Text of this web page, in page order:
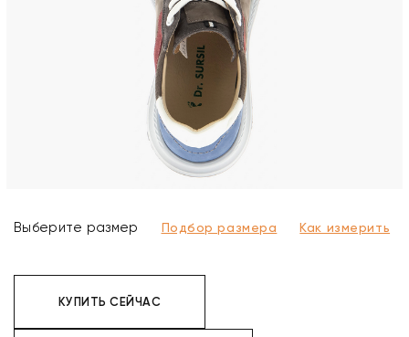
Выберите размер Подбор размера Как измерить
КУПИТЬ СЕЙЧАС